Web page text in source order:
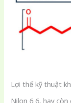
Lợi thế kỹ thuật
Nilon 6 6, hay